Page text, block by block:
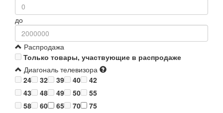
до
Распродажа
Только товары, участвующие в распродаже
Диагональ телевизора
24
32 39 40
42
43
48 49 50
55
58
60 65 70
75